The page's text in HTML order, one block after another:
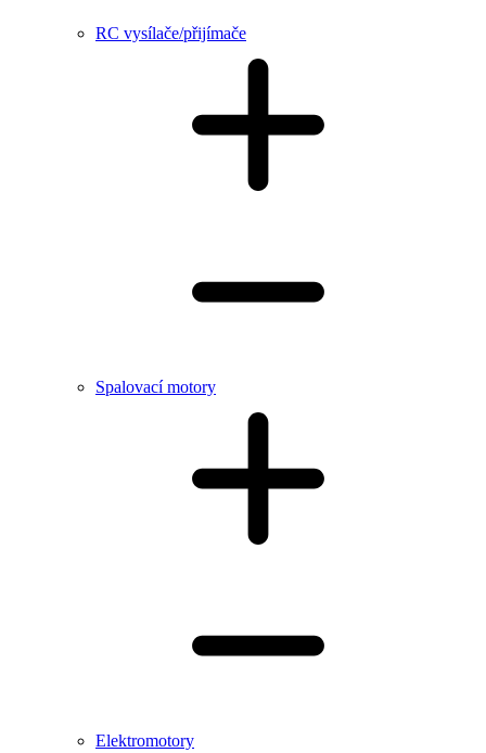
RC vysílače/přijímače
Spalovací motory
Elektromotory